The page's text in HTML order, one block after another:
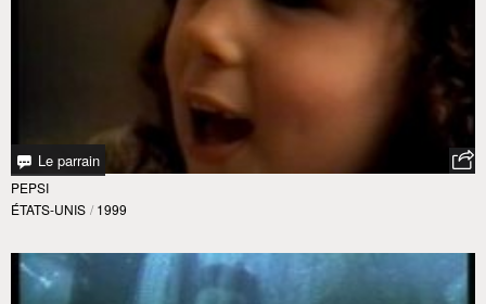
Le parrain
PEPSI
ÉTATS-UNIS / 1999